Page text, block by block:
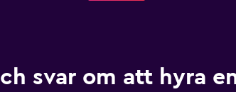
svar om att hyra